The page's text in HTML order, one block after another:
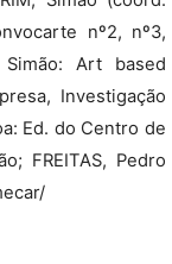
nº2, nº3,
Art based
Investigação
Ed. do Centro de
FREITAS, Pedro